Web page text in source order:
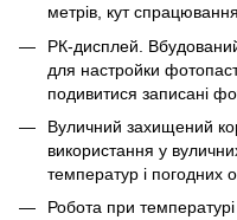
метрів, кут
РК-дисплей.
для настройки
подивитися записані
Вуличний захищений
використання у
температур і погодних
Робота при